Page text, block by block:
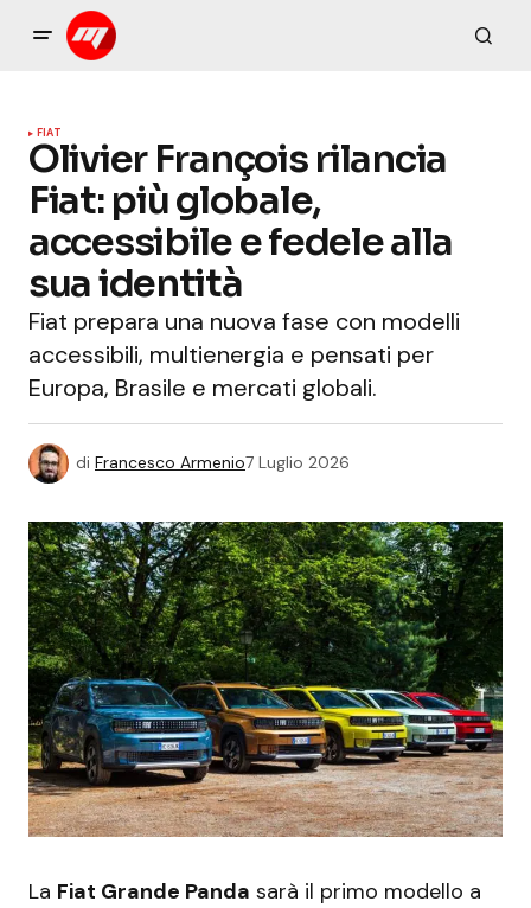
FIAT
Olivier François rilancia
Fiat: più globale,
accessibile e fedele alla
sua identità
Fiat prepara una nuova fase con modelli
accessibili, multienergia e pensati per
Europa, Brasile e mercati globali.
di Francesco Armenio7 Luglio 2026
La Fiat Grande Panda sarà il primo modello a